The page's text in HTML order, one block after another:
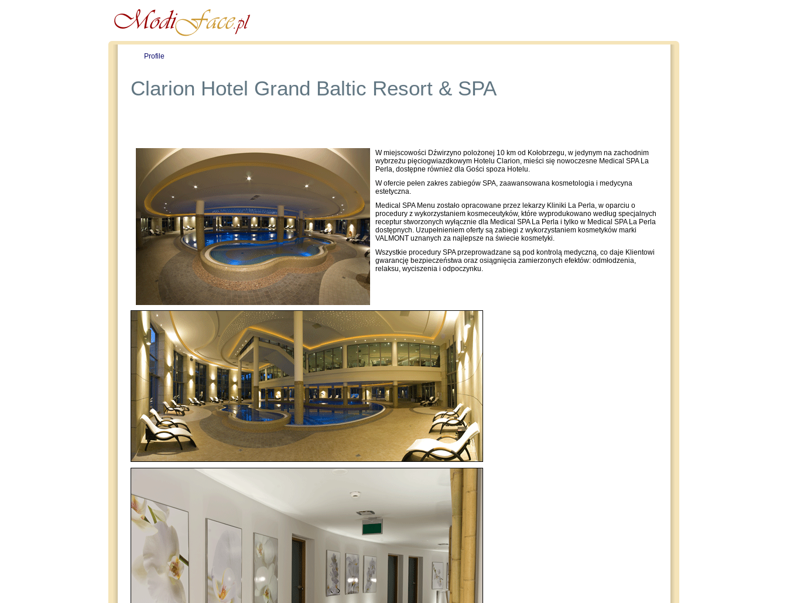
Profile
Clarion Hotel Grand Baltic Resort & SPA
W miejscowości Dźwirzyno polożonej 10 km od Kołobrzegu, w jedynym na zachodnim
wybrzeżu pięciogwiazdkowym Hotelu Clarion, mieści się nowoczesne Medical SPA La
Perla, dostępne również dla Gości spoza Hotelu.
W ofercie pełen zakres zabiegów SPA, zaawansowana kosmetologia i medycyna
estetyczna.
Medical SPA Menu zostało opracowane przez lekarzy Kliniki La Perla, w oparciu o
procedury z wykorzystaniem kosmeceutyków, które wyprodukowano według specjalnych
receptur stworzonych wyłącznie dla Medical SPA La Perla i tylko w Medical SPA La Perla
dostępnych. Uzupełnieniem oferty są zabiegi z wykorzystaniem kosmetyków marki
VALMONT uznanych za najlepsze na świecie kosmetyki.
Wszystkie procedury SPA przeprowadzane są pod kontrolą medyczną, co daje Klientowi
gwarancję bezpieczeństwa oraz osiągnięcia zamierzonych efektów: odmłodzenia,
relaksu, wyciszenia i odpoczynku.